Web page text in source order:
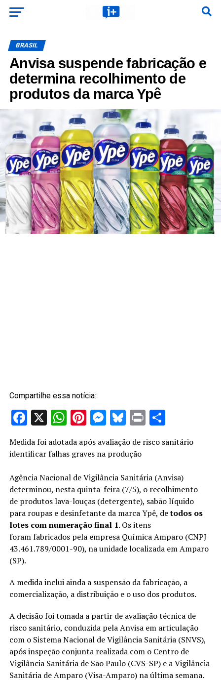
BRASIL
Anvisa suspende fabricação e
determina recolhimento de
produtos da marca Ypê
Compartilhe essa notícia:
Facebook
X WhatsApp
Pinterest
Messenger
Bluesky
PrintShare
Medida foi adotada após avaliação de risco sanitário
identificar falhas graves na produção
Agência Nacional de Vigilância Sanitária (Anvisa)
determinou, nesta quinta-feira (7/5), o recolhimento
de produtos lava-louças (detergente), sabão líquido
para roupas e desinfetante da marca Ypê, detodos os
lotes com numeração final 1. Os itens
foram fabricados pela empresa Química Amparo (CNPJ
43.461.789/0001-90), na unidade localizada em Amparo
(SP).
A medida inclui ainda a suspensão da fabricação, a
comercialização, a distribuição e o uso dos produtos.
A decisão foi tomada a partir de avaliação técnica de
risco sanitário, conduzida pela Anvisa em articulação
com o Sistema Nacional de Vigilância Sanitária (SNVS),
após inspeção conjunta realizada com o Centro de
Vigilância Sanitária de São Paulo (CVS-SP) e a Vigilância
Sanitária de Amparo (Visa-Amparo) na última semana.